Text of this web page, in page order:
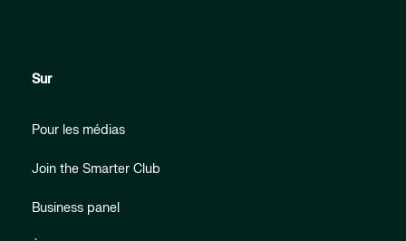
Sur
Pour les médias
Join the Smarter Club
Business panel